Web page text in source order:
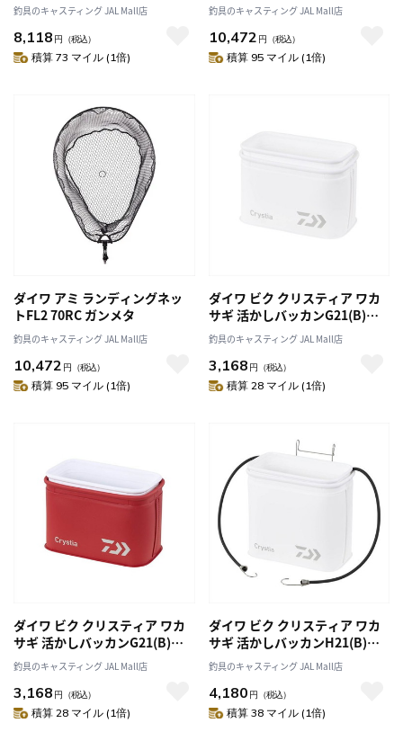
(gamakatsu) 45cm
釣具のキャスティング JAL Mall店
8,118 円 （税込）
積算 73 マイル (1倍)
釣具のキャスティング JAL Mall店
10,472 円 （税込）
積算 95 マイル (1倍)
ダイワ アミ ランディングネッ
トFL2 70RC ガンメタ
釣具のキャスティング JAL Mall店
10,472 円 （税込）
積算 95 マイル (1倍)
ダイワ ビク クリスティア ワカ
サギ 活かしバッカンG21(B)ホ
ワイト
釣具のキャスティング JAL Mall店
3,168 円 （税込）
積算 28 マイル (1倍)
ダイワ ビク クリスティア ワカ
サギ 活かしバッカンG21(B)レ
ッド
釣具のキャスティング JAL Mall店
3,168 円 （税込）
積算 28 マイル (1倍)
ダイワ ビク クリスティア ワカ
サギ 活かしバッカンH21(B)ホ
ワイト
釣具のキャスティング JAL Mall店
4,180 円 （税込）
積算 38 マイル (1倍)